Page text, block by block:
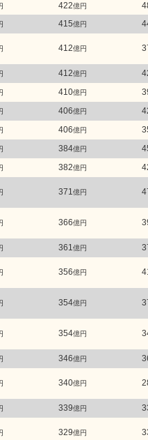
422億円
415億円
412億円
412億円
410億円
406億円
406億円
384億円
382億円
371億円
366億円
361億円
356億円
354億円
354億円
346億円
340億円
339億円
329億円